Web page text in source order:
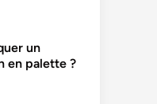
un
en palette ?